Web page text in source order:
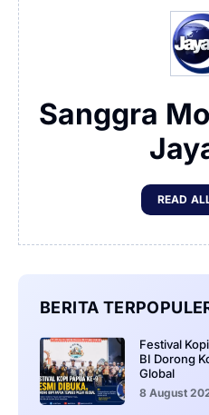
Sanggra
READ
BERITA
Festival
BI Dorong
Global
8 August